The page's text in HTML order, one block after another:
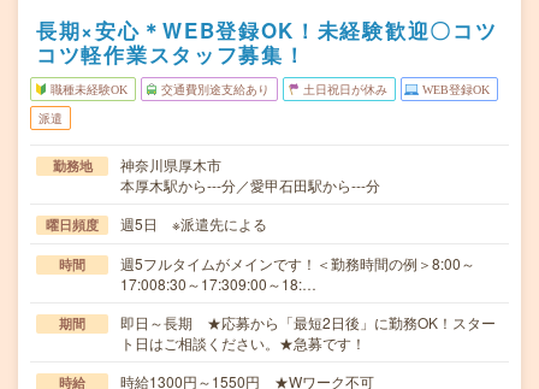
長期×安心＊WEB登録OK！未経験歓迎〇コツ
コツ軽作業スタッフ募集！
職種未経験OK 交通費別途支給あり 土日祝日が休み WEB登録OK
派遣
勤務地
神奈川県厚木市
本厚木駅から---分／愛甲石田駅から---分
曜日頻度 週5日 ※派遣先による
時間
週5フルタイムがメインです！＜勤務時間の例＞8:00～
17:008:30～17:309:00～18:…
期間
即日～長期 ★応募から「最短2日後」に勤務OK！スター
ト日はご相談ください。★急募です！
時給 時給1300円～1550円 ★Wワーク不可